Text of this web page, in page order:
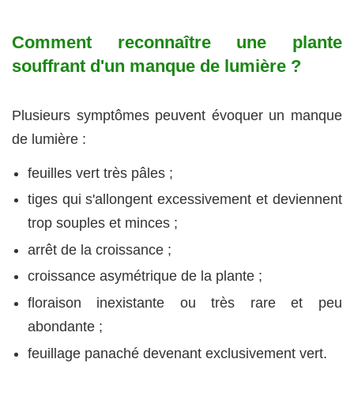
Comment reconnaître une plante
souffrant d'un manque de lumière ?
Plusieurs symptômes peuvent évoquer un manque
de lumière :
feuilles vert très pâles ;
tiges qui s'allongent excessivement et deviennent
trop souples et minces ;
arrêt de la croissance ;
croissance asymétrique de la plante ;
floraison inexistante ou très rare et peu
abondante ;
feuillage panaché devenant exclusivement vert.